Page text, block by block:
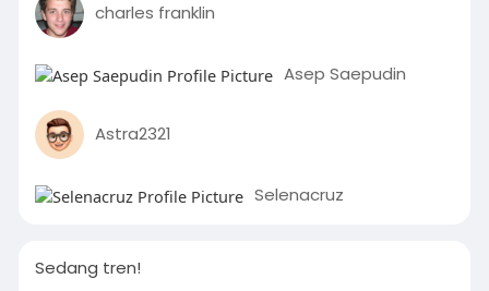
charles franklin
Asep Saepudin
Astra2321
Selenacruz
Sedang tren!